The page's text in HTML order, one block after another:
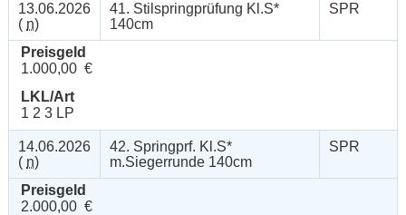
13.06.2026
( n)
41. Stilspringprüfung Kl.S*
140cm
SPR
Preisgeld
1.000,00 €
LKL/Art
1 2 3 LP
14.06.2026
( n)
42. Springprf. Kl.S*
m.Siegerrunde 140cm
SPR
Preisgeld
2.000,00 €